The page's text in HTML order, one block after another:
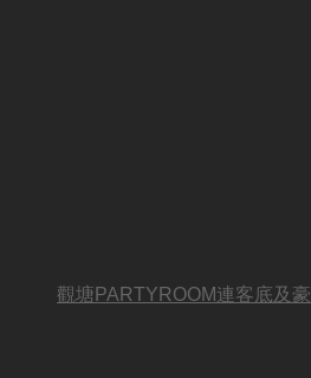
觀塘PARTYROOM連客底及